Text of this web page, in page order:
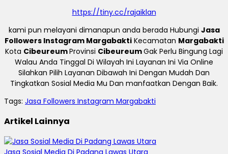
https://tiny.cc/rajaiklan
kami pun melayani dimanapun anda berada Hubungi Jasa
Followers Instagram MargabaktiKecamatan Margabakti
Kota CibeureumProvinsi CibeureumGak Perlu Bingung Lagi
Walau Anda Tinggal Di Wilayah Ini Layanan Ini Via Online
Silahkan Pilih Layanan Dibawah Ini Dengan Mudah Dan
Tingkatkan Sosial Media Mu Dan manfaatkan Dengan Baik.
Tags: Jasa Followers Instagram Margabakti
Artikel Lainnya
Jasa Sosial Media Di Padang Lawas Utara